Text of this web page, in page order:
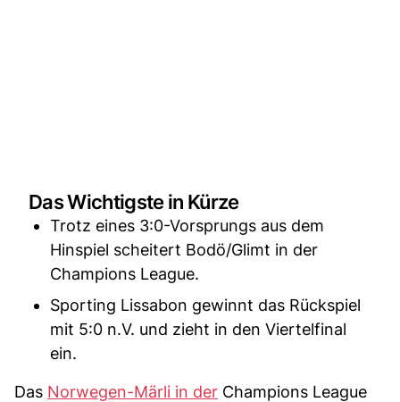
Das Wichtigste in Kürze
Trotz eines 3:0-Vorsprungs aus dem
Hinspiel scheitert Bodö/Glimt in der
Champions League.
Sporting Lissabon gewinnt das Rückspiel
mit 5:0 n.V. und zieht in den Viertelfinal
ein.
Das Norwegen-Märli in der Champions League